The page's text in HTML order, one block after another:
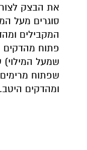
את הבצק
סוגרים מעל
המקבילים
פתוח
שמעל
שפתוח
ומהדקים היטב.